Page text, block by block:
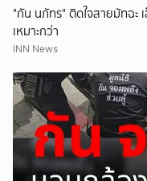
"กัน นภัทร" ติดใจสายมัทฉะ
เหมาะกว่า
INN News